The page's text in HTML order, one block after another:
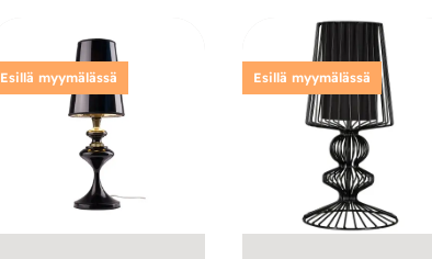
Esillä myymälässä Esillä myymälässä